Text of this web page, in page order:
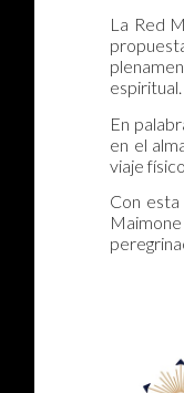
La Red
espiritual.
En
en el
viaje
Con